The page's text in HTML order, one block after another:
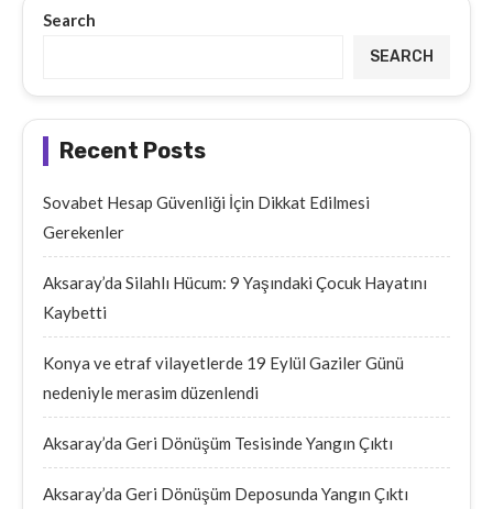
Search
SEARCH
Recent Posts
Sovabet Hesap Güvenliği İçin Dikkat Edilmesi
Gerekenler
Aksaray’da Silahlı Hücum: 9 Yaşındaki Çocuk Hayatını
Kaybetti
Konya ve etraf vilayetlerde 19 Eylül Gaziler Günü
nedeniyle merasim düzenlendi
Aksaray’da Geri Dönüşüm Tesisinde Yangın Çıktı
Aksaray’da Geri Dönüşüm Deposunda Yangın Çıktı